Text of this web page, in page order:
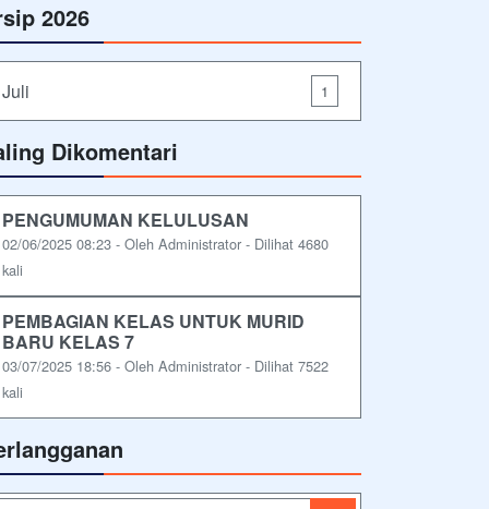
2026
Juli 1
Dikomentari
PENGUMUMAN KELULUSAN
02/06/2025 08:23 - Oleh Administrator - Dilihat 4680
kali
PEMBAGIAN KELAS UNTUK MURID
BARU KELAS 7
03/07/2025 18:56 - Oleh Administrator - Dilihat 7522
kali